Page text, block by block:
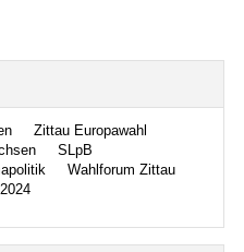
Zittau Europawahl
SLpB
Wahlforum Zittau